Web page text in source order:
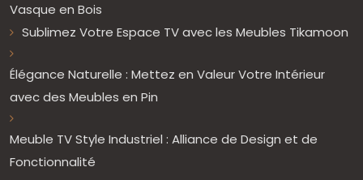
Vasque en Bois
Sublimez Votre Espace TV avec les Meubles Tikamoon
Élégance Naturelle : Mettez en Valeur Votre Intérieur
avec des Meubles en Pin
Meuble TV Style Industriel : Alliance de Design et de
Fonctionnalité